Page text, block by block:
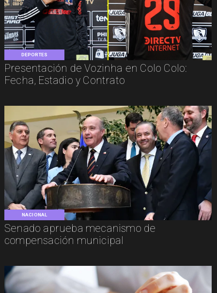
DEPORTES
Presentación de Vozinha en Colo Colo:
Fecha, Estadio y Contrato
NACIONAL
Senado aprueba mecanismo de
compensación municipal